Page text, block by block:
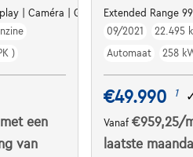
| Caméra | GPS | Led Matrix
)
met een
van
Extended Range
09/2021
22.495
Automaat
258
€49.990 1
Vanaf€959,25/
laatste